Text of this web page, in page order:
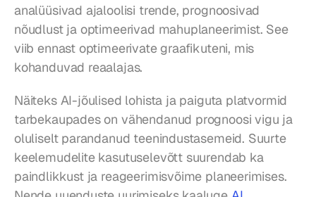
analüüsivad ajaloolisi trende, prognoosivad
nõudlust ja optimeerivad mahuplaneerimist. See
viib ennast optimeerivate graafikuteni, mis
kohanduvad reaalajas.
Näiteks AI-jõulised lohista ja paiguta platvormid
tarbekaupades on vähendanud prognoosi vigu ja
oluliselt parandanud teenindustasemeid. Suurte
keelemudelite kasutuselevõtt suurendab ka
paindlikkust ja reageerimisvõime planeerimises.